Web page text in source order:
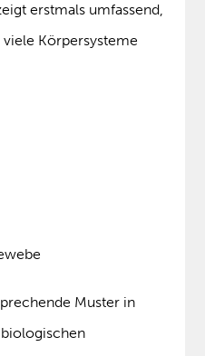
erstmals umfassend,
Körpersysteme
Muster in